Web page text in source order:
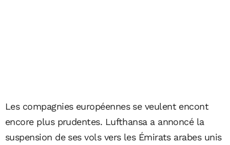
Les compagnies européennes se veulent encont
encore plus prudentes. Lufthansa a annoncé la
suspension de ses vols vers les Émirats arabes unis